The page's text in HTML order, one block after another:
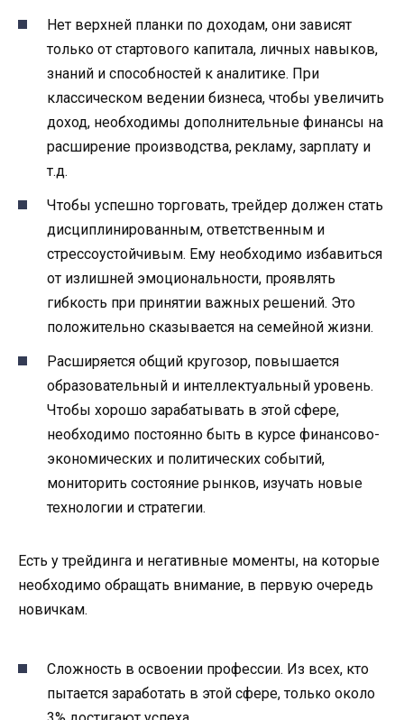
Нет верхней планки по доходам, они зависят
только от стартового капитала, личных навыков,
знаний и способностей к аналитике. При
классическом ведении бизнеса, чтобы увеличить
доход, необходимы дополнительные финансы на
расширение производства, рекламу, зарплату и
т.д.
Чтобы успешно торговать, трейдер должен стать
дисциплинированным, ответственным и
стрессоустойчивым. Ему необходимо избавиться
от излишней эмоциональности, проявлять
гибкость при принятии важных решений. Это
положительно сказывается на семейной жизни.
Расширяется общий кругозор, повышается
образовательный и интеллектуальный уровень.
Чтобы хорошо зарабатывать в этой сфере,
необходимо постоянно быть в курсе финансово-
экономических и политических событий,
мониторить состояние рынков, изучать новые
технологии и стратегии.
Есть у трейдинга и негативные моменты, на которые
необходимо обращать внимание, в первую очередь
новичкам.
Сложность в освоении профессии. Из всех, кто
пытается заработать в этой сфере, только около